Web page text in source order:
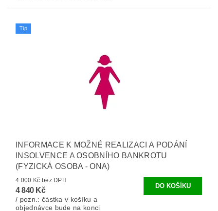
Tip
INFORMACE K MOŽNÉ REALIZACI A PODÁNÍ
INSOLVENCE A OSOBNÍHO BANKROTU
(FYZICKÁ OSOBA - ONA)
4 000 Kč bez DPH
4 840 Kč
/ pozn.: částka v košíku a
objednávce bude na konci